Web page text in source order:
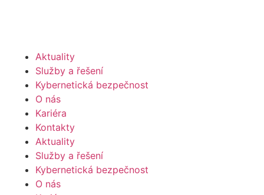
Aktuality
Služby a řešení
Kybernetická bezpečnost
O nás
Kariéra
Kontakty
Aktuality
Služby a řešení
Kybernetická bezpečnost
O nás